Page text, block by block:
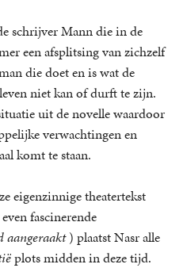
schrijver Mann die in de
een afsplitsing van zichzelf
die doet en is wat de
niet kan of durft te zijn.
uit de novelle waardoor
verwachtingen en
komt te staan.
eigenzinnige theatertekst
fascinerende
aangeraakt) plaatst Nasr alle
plots midden in deze tijd.